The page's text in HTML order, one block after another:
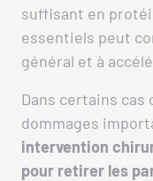
suffisant en
essentiels peut
général et à
Dans certains cas
dommages
intervention
pour retirer les